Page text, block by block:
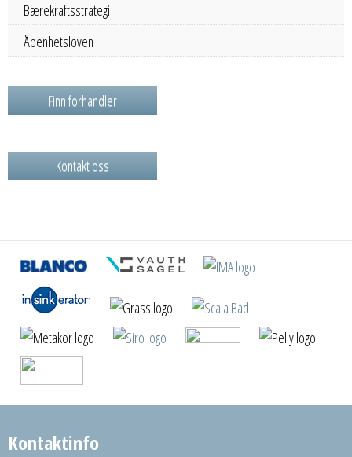
Bærekraftsstrategi
Åpenhetsloven
Finn forhandler
Kontakt oss
Kontaktinfo